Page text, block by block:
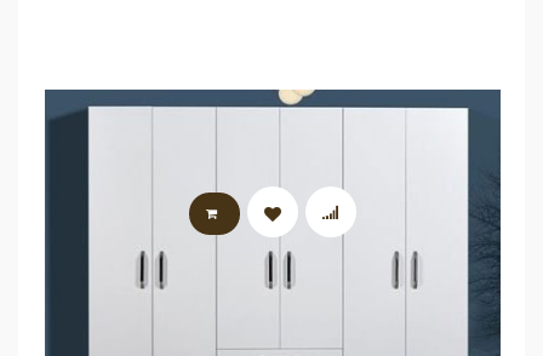
LIRE LA SUITE